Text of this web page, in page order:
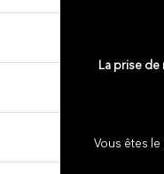
La prise
Vous êtes